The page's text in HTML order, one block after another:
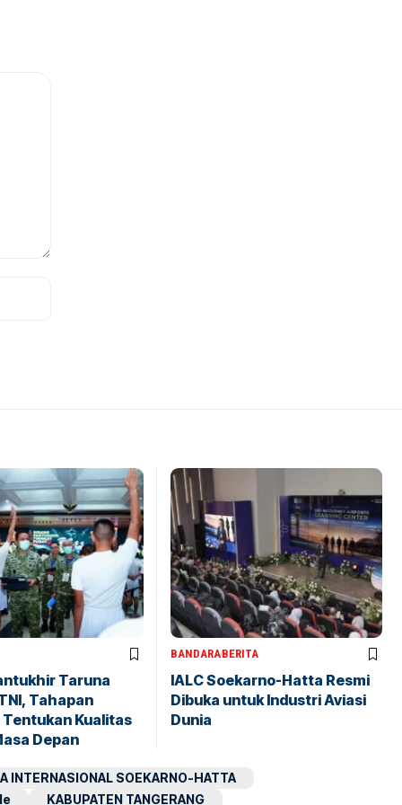
Taruna
Tahapan
Kualitas
Depan
BANDARABERITA
IALC Soekarno-Hatta Resmi
Dibuka untuk Industri Aviasi
Dunia
INTERNASIONAL SOEKARNO-HATTA
KABUPATEN TANGERANG